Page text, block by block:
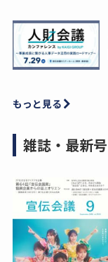
もっと見る
雑誌・最新号